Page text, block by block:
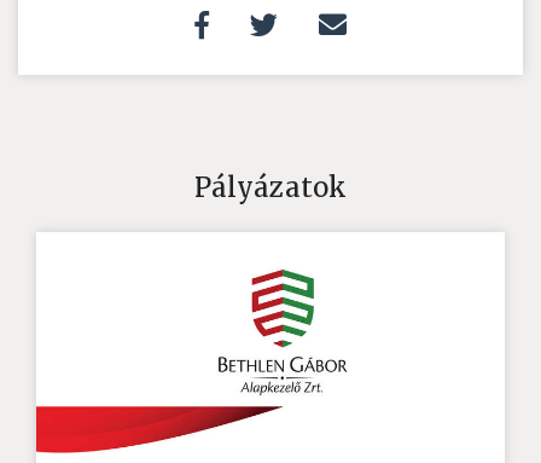
Pályázatok